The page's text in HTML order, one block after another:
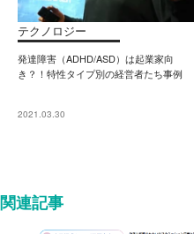
テクノロジー
発達障害（ADHD/ASD）は起業家向
き？！特性タイプ別の経営者たち事例
2021.03.30
関連記事